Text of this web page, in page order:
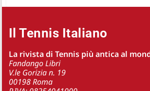
Il Tennis Italiano
La rivista di Tennis più antica al
Fandango Libri
V.le Gorizia n. 19
00198 Roma